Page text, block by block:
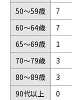
50～59歳
7
60～64歳
7
65～69歳
1
70～79歳
3
80～89歳
3
90代以上
0